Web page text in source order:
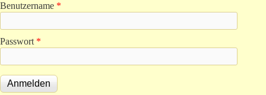
Benutzername *
Passwort *